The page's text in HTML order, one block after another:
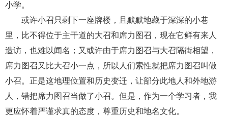
小学。
或许小召只剩下一座牌楼，且默默地藏于深深的小巷
里，比不得位于主干道的大召和席力图召，现在它鲜有来人
造访，也难以闻名；又或许由于席力图召与大召隔街相望，
席力图召又比大召小一点，所以人们索性就把席力图召叫做
小召。正是这地理位置和历史变迁，让部分此地人和外地游
人，错把席力图召当做了小召。但是，作为一个学习者，我
更应怀着严谨求真的态度，尊重历史和地名文化。